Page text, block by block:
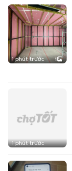
1 phút trước 1
1 phút trước